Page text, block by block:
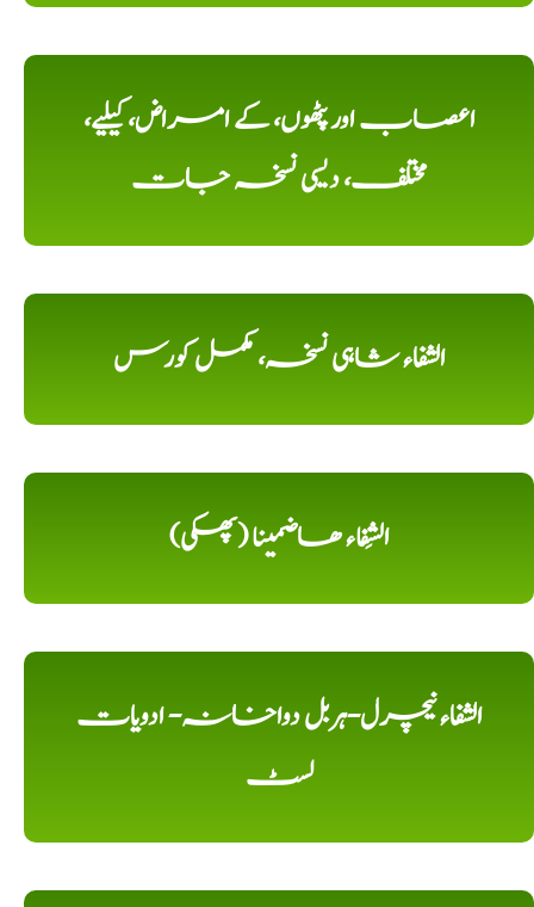
اعصاب اور پٹھوں، کے امراض، کیلیے،
مختلف، دیسی نسخہ جات
الشفاء شاہی نسخہ، مکمل کورس
الشِفاء ھاضمینا (پھکی)
الشفاء نیچرل-ہربل دواخانہ- ادویات
لسٹ